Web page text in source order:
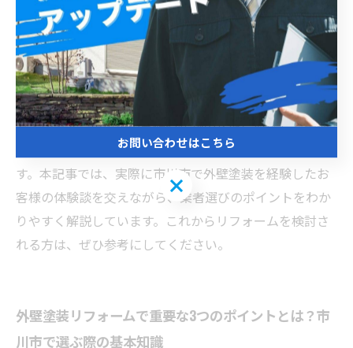
ム業者が存在しますが、それぞれの特徴やサービス内容
は異なります。満足度100％のリフォームを実現するに
は、業者の施工実績や口コミ、使用する塗料の品質、見
積もりの透明性を確認しましょう。また、現地調査をし
っかり行い、適切な診断をもとにした提案を受けること
も大切です。市川市の気候や建物の状態に対応した最適
な工法を選択することで、長期的な耐久性を確保できま
す。本記事では、実際に市川市で外壁塗装を経験したお
客様の体験談を交えながら、業者選びのポイントをわか
りやすく解説しています。これからリフォームを検討さ
れる方は、ぜひ参考にしてください。
外壁塗装リフォームで重要な3つのポイントとは？市
川市で選ぶ際の基本知識
お問い合わせはこちら
お問い合わせはこちら